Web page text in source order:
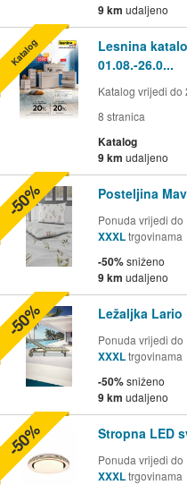
9 km udaljeno
Lesnina
01.08.-26.0...
Katalog vrijedi do
8 stranica
Katalog
9 km udaljeno
Katalog
Posteljina
Ponuda vrijedi
XXXLtrgovinama
-50%sniženo
9 km udaljeno
-50%
Ležaljka Lario
Ponuda vrijedi
XXXLtrgovinama
-50%sniženo
9 km udaljeno
-50%
Stropna LED
Ponuda vrijedi
XXXLtrgovinama
-50%